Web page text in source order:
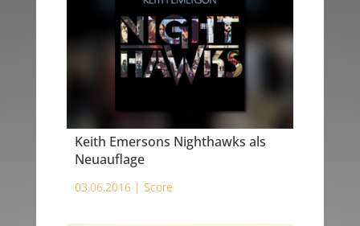
Keith Emersons Nighthawks als
Neuauflage
03.06.2016 | Score